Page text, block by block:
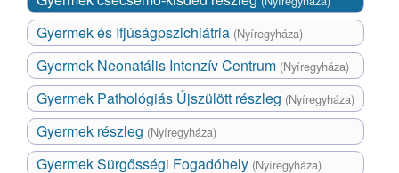
Gyermek és Ifjúságpszichiátria (Nyíregyháza)
Gyermek Neonatális Intenzív Centrum (Nyíregyháza)
Gyermek Pathológiás Újszülött részleg (Nyíregyháza)
Gyermek részleg (Nyíregyháza)
Gyermek Sürgősségi Fogadóhely (Nyíregyháza)